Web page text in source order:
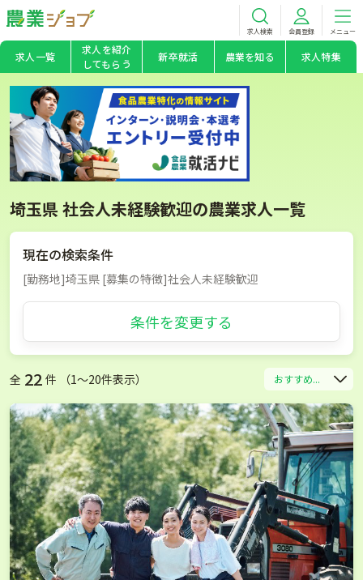
求人検索 会員登録 メニュー
求人一覧
求人を紹介
してもらう
新卒就活 農業を知る 求人特集
埼玉県 社会人未経験歓迎の農業求人一覧
現在の検索条件
[勤務地]埼玉県 [募集の特徴]社会人未経験歓迎
条件を変更する
全 22 件 （1〜20件表示） おすすめ...